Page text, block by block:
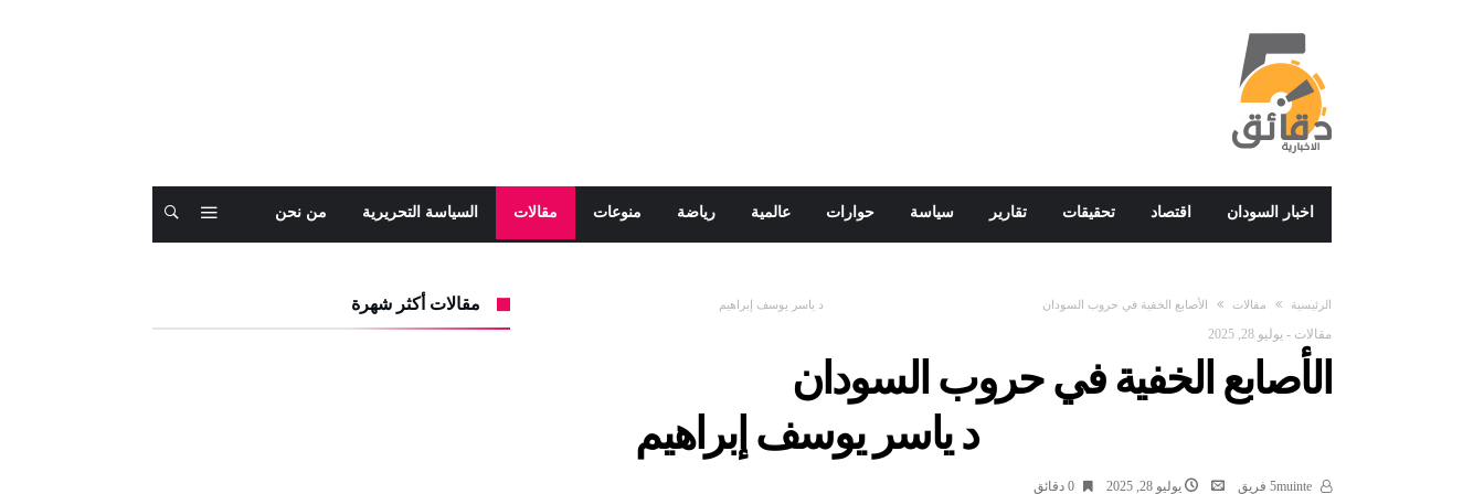
اخبار السودان اقتصاد تحقيقات تقارير سياسة حوارات عالمية رياضة منوعات مقالات السياسة التحريرية من نحن
‫الرئيسية‬ مقالات الأصابع الخفية في حروب السودان د ياسر يوسف إبراهيم
مقالات - يوليو 28, 2025
الأصابع الخفية في حروب السودان
د ياسر يوسف إبراهيم
يوليو 28, 2025 0 ‫دقائق‬
مقالات أكثر شهرة